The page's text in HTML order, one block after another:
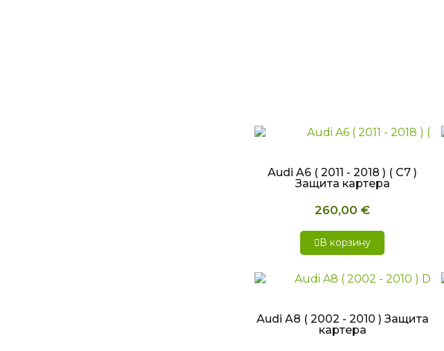
БЫСТРЫЙ ПРОСМОТР
Audi A6 ( 2011 - 2018 ) ( C7 )
Защита картера
260,00 €
В корзину
БЫСТРЫЙ ПРОСМОТР
Audi A8 ( 2002 - 2010 ) Защита
картера